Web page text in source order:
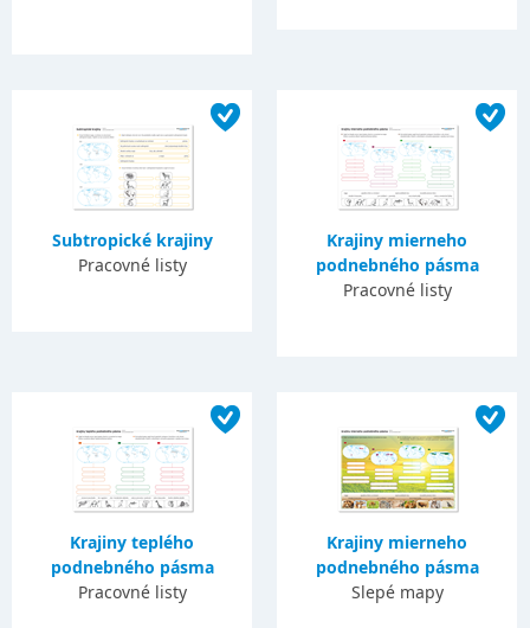
Subtropické krajiny
Pracovné listy
Krajiny mierneho
podnebného pásma
Pracovné listy
Krajiny teplého
podnebného pásma
Pracovné listy
Krajiny mierneho
podnebného pásma
Slepé mapy